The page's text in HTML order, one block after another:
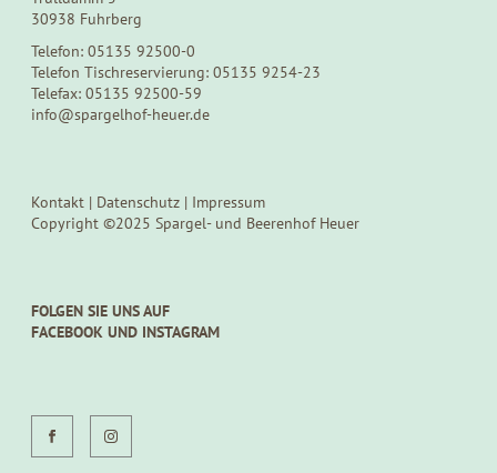
30938 Fuhrberg
Telefon: 05135 92500-0
Telefon Tischreservierung: 05135 9254-23
Telefax: 05135 92500-59
info@spargelhof-heuer.de
Kontakt | Datenschutz | Impressum
Copyright ©2025 Spargel- und Beerenhof Heuer
FOLGEN SIE UNS AUF
FACEBOOK UND INSTAGRAM